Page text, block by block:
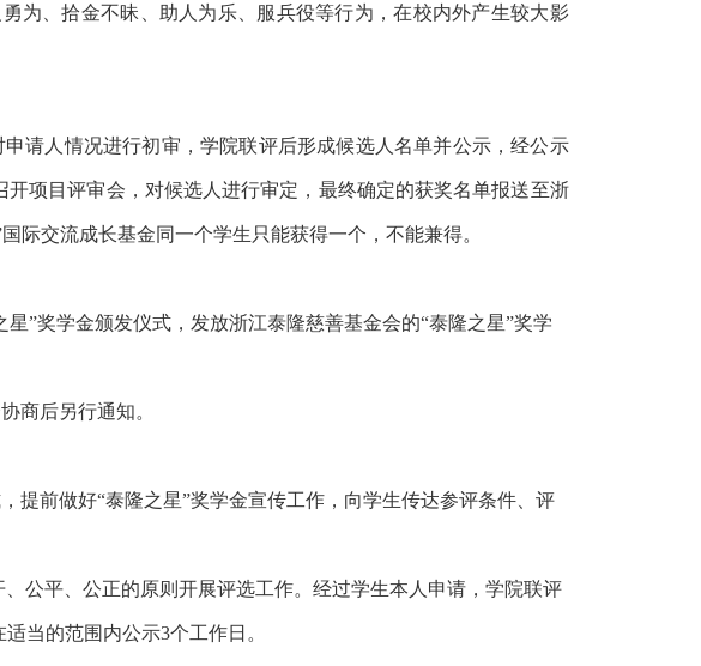
为、拾金不昧、助人为乐、 服兵役等行为，在校内外产生较大影
申请人情况进行初审，学院联评后形成候选人名单并公示，经公示
开项目评审会，对候选人进行审定， 最终确定的获奖名单报送至浙
际交流成长基金同一个学生只能获得一个，不能兼得。
星”奖学金颁发仪式，发放浙江泰隆慈善基金会的“泰隆之星”奖学
商后另行通知。
提前做好“泰隆之星”奖学金宣传工作，向学生传达参评条件、评
、公平、公正的原则开展评选工作。经过学生本人申请，学院联评
适当的范围内公示3个工作日。